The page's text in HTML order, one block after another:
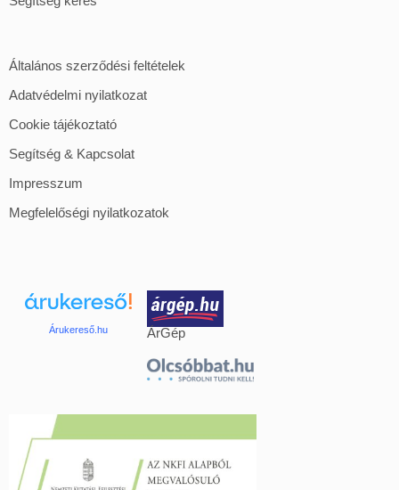
Általános szerződési feltételek
Adatvédelmi nyilatkozat
Cookie tájékoztató
Segítség & Kapcsolat
Impresszum
Megfelelőségi nyilatkozatok
Árukereső.hu ÁrGép